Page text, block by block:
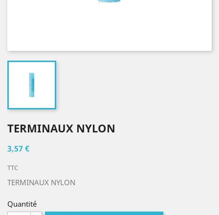
TERMINAUX NYLON
3,57 €
TTC
TERMINAUX NYLON
Quantité